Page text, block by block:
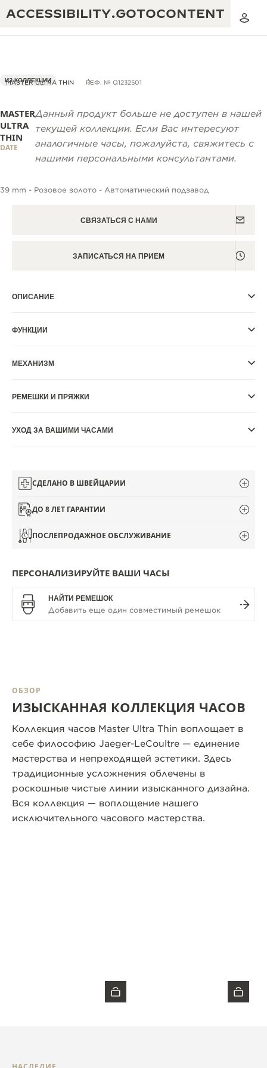
ACCESSIBILITY.GOTOCONTENT
ГАРАНТИЯ JAEGER-LECOULTRE
ГАРАНТИЯ НА ЧАСЫ
ГАРАНТИЯ НА ATMOS
МУЗЫКАЛЬНОЕ ШОУ «ЗОЛОТОЕ
СЕЧЕНИЕ»
THE REVERSO 1931 CAFÉ
THE DREAM SHAPER
THE STELLAR ODYSSEY
СОВЕРШЕНСТВО: 190+ ЛЕТ
КРЕАТИВНОСТЬ: 430+ ПАТЕНТОВ
МАСТЕРСТВО: 108 СПЕЦИАЛЬНОСТЕЙ
MASTER ULTRA THIN РЕФ. № Q1232501
ИЗ КОЛЛЕКЦИИ
MASTER
ULTRA
THIN
DATE
Данный продукт больше не доступен в нашей
текущей коллекции. Если Вас интересуют
аналогичные часы, пожалуйста, свяжитесь с
нашими персональными консультантами.
39 mm - Розовое золото - Автоматический подзавод
СВЯЗАТЬСЯ С НАМИ
ЗАПИСАТЬСЯ НА ПРИЕМ
ОПИСАНИЕ
ФУНКЦИИ
МЕХАНИЗМ
РЕМЕШКИ И ПРЯЖКИ
УХОД ЗА ВАШИМИ ЧАСАМИ
СДЕЛАНО В ШВЕЙЦАРИИ
ДО 8 ЛЕТ ГАРАНТИИ
ПОСЛЕПРОДАЖНОЕ ОБСЛУЖИВАНИЕ
ПЕРСОНАЛИЗИРУЙТЕ ВАШИ ЧАСЫ
НАЙТИ РЕМЕШОК
ОБЗОР
ИЗЫСКАННАЯ КОЛЛЕКЦИЯ ЧАСОВ
Коллекция часов Master Ultra Thin воплощает в
себе философию Jaeger-LeCoultre — единение
мастерства и непреходящей эстетики. Здесь
традиционные усложнения облечены в
роскошные чистые линии изысканного дизайна.
Вся коллекция — воплощение нашего
исключительного часового мастерства.